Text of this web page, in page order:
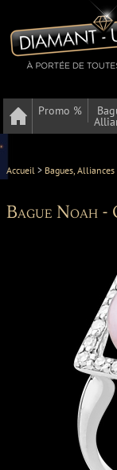
Promo %
Accueil > Bagues, Alliances
Bague Noah -